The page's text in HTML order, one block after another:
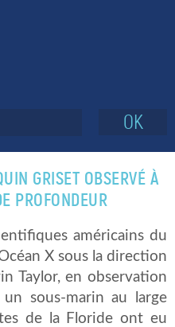
OK
GRISET OBSERVÉ À
PROFONDEUR
américains du
X sous la direction
Taylor, en observation
un sous-marin au large
de la Floride ont eu